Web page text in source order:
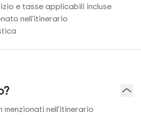
e tasse applicabili incluse
nell'itinerario
menzionati nell'itinerario